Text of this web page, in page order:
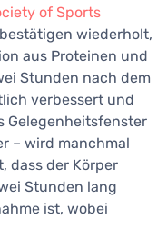
of Sports
wiederholt,
aus Proteinen und
Stunden nach dem
verbessert und
Gelegenheitsfenster
– wird manchmal
dass der Körper
Stunden lang
ist, wobei